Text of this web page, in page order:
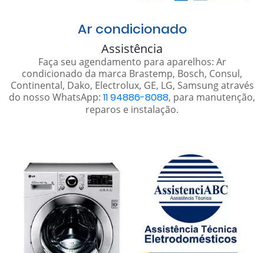
Ar condicionado
Assistência
Faça seu agendamento para aparelhos: Ar
condicionado da marca Brastemp, Bosch, Consul,
Continental, Dako, Electrolux, GE, LG, Samsung através
do nosso WhatsApp: 11 94886-8088, para manutenção,
reparos e instalação.